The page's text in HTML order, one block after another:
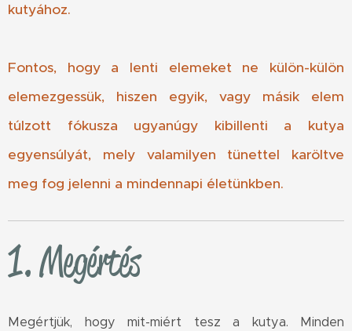
kutyához.
Fontos, hogy a lenti elemeket ne külön-külön
elemezgessük, hiszen egyik, vagy másik elem
túlzott fókusza ugyanúgy kibillenti a kutya
egyensúlyát, mely valamilyen tünettel karöltve
meg fog jelenni a mindennapi életünkben.
1.Megértés
Megértjük, hogy mit-miért tesz a kutya. Minden